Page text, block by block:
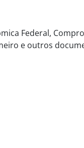
Federal,
e outros